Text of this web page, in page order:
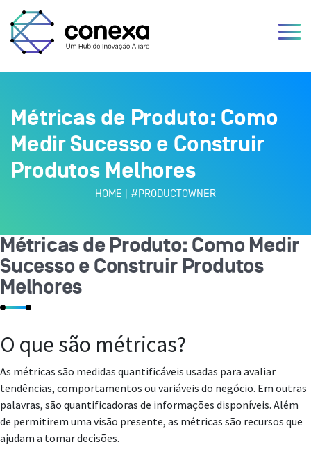
Métricas de Produto: Como
Medir Sucesso e Construir
Produtos Melhores
HOME | #PRODUCTOWNER
Métricas de Produto: Como Medir
Sucesso e Construir Produtos
Melhores
O que são métricas?
As métricas são medidas quantificáveis usadas para avaliar
tendências, comportamentos ou variáveis do negócio. Em outras
palavras, são quantificadoras de informações disponíveis. Além
de permitirem uma visão presente, as métricas são recursos que
ajudam a tomar decisões.